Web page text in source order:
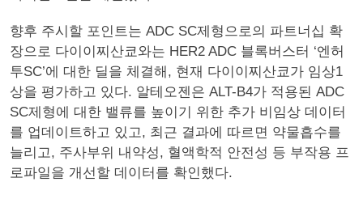
향후 주시할 포인트는 ADC SC제형으로의 파트너십 확
장으로 다이이찌산쿄와는 HER2 ADC 블록버스터 ‘엔허
투SC’에 대한 딜을 체결해, 현재 다이이찌산쿄가 임상1
상을 평가하고 있다. 알테오젠은 ALT-B4가 적용된 ADC
SC제형에 대한 밸류를 높이기 위한 추가 비임상 데이터
를 업데이트하고 있고, 최근 결과에 따르면 약물흡수를
늘리고, 주사부위 내약성, 혈액학적 안전성 등 부작용 프
로파일을 개선할 데이터를 확인했다.